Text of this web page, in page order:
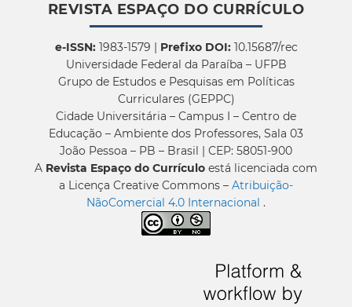
REVISTA ESPAÇO DO CURRÍCULO
e-ISSN:1983-1579 | Prefixo DOI:10.15687/rec
Universidade Federal da Paraíba – UFPB
Grupo de Estudos e Pesquisas em Políticas
Curriculares (GEPPC)
Cidade Universitária – Campus I – Centro de
Educação – Ambiente dos Professores, Sala 03
João Pessoa – PB – Brasil | CEP: 58051-900
A Revista Espaço do Currículo está licenciada com
a Licença Creative Commons – Atribuição-
NãoComercial 4.0 Internacional .